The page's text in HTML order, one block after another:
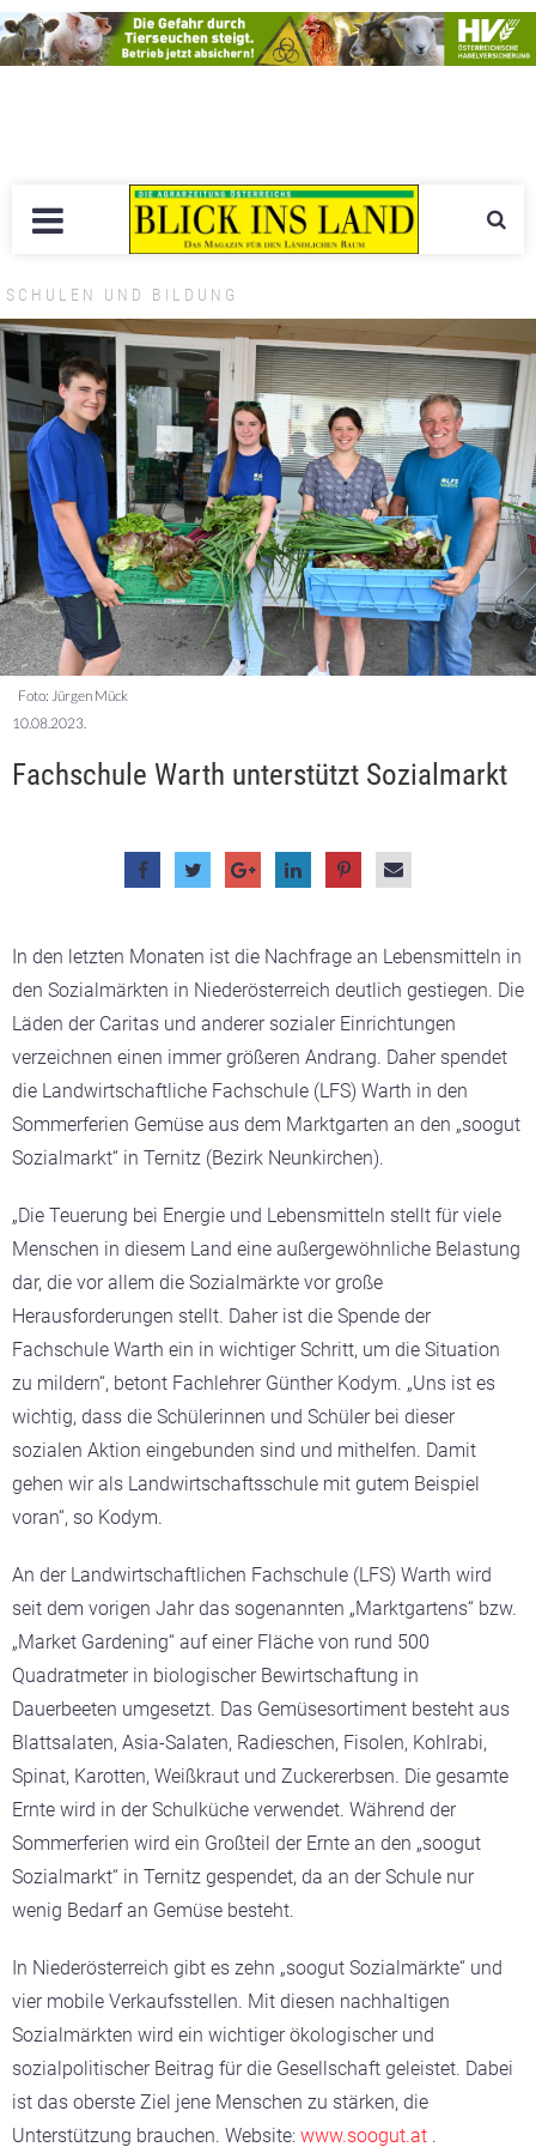
SCHULEN UND BILDUNG
Foto: Jürgen Mück
10.08.2023.
Fachschule Warth unterstützt Sozialmarkt
In den letzten Monaten ist die Nachfrage an Lebensmitteln in
den Sozialmärkten in Niederösterreich deutlich gestiegen. Die
Läden der Caritas und anderer sozialer Einrichtungen
verzeichnen einen immer größeren Andrang. Daher spendet
die Landwirtschaftliche Fachschule (LFS) Warth in den
Sommerferien Gemüse aus dem Marktgarten an den „soogut
Sozialmarkt“ in Ternitz (Bezirk Neunkirchen).
„Die Teuerung bei Energie und Lebensmitteln stellt für viele
Menschen in diesem Land eine außergewöhnliche Belastung
dar, die vor allem die Sozialmärkte vor große
Herausforderungen stellt. Daher ist die Spende der
Fachschule Warth ein in wichtiger Schritt, um die Situation
zu mildern“, betont Fachlehrer Günther Kodym. „Uns ist es
wichtig, dass die Schülerinnen und Schüler bei dieser
sozialen Aktion eingebunden sind und mithelfen. Damit
gehen wir als Landwirtschaftsschule mit gutem Beispiel
voran“, so Kodym.
An der Landwirtschaftlichen Fachschule (LFS) Warth wird
seit dem vorigen Jahr das sogenannten „Marktgartens“ bzw.
„Market Gardening“ auf einer Fläche von rund 500
Quadratmeter in biologischer Bewirtschaftung in
Dauerbeeten umgesetzt. Das Gemüsesortiment besteht aus
Blattsalaten, Asia-Salaten, Radieschen, Fisolen, Kohlrabi,
Spinat, Karotten, Weißkraut und Zuckererbsen. Die gesamte
Ernte wird in der Schulküche verwendet. Während der
Sommerferien wird ein Großteil der Ernte an den „soogut
Sozialmarkt“ in Ternitz gespendet, da an der Schule nur
wenig Bedarf an Gemüse besteht.
In Niederösterreich gibt es zehn „soogut Sozialmärkte“ und
vier mobile Verkaufsstellen. Mit diesen nachhaltigen
Sozialmärkten wird ein wichtiger ökologischer und
sozialpolitischer Beitrag für die Gesellschaft geleistet. Dabei
ist das oberste Ziel jene Menschen zu stärken, die
Unterstützung brauchen. Website: www.soogut.at .